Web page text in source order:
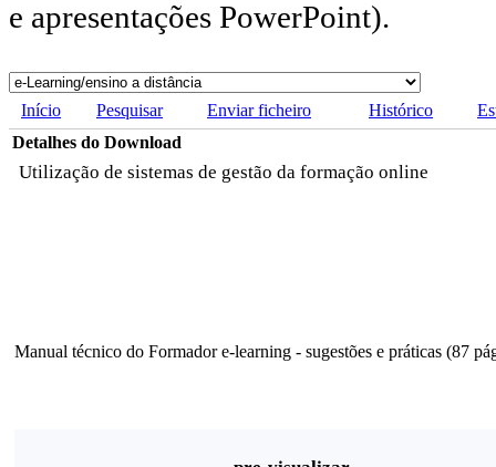
e apresentações PowerPoint).
Início Pesquisar Enviar ficheiro Histórico
Detalhes do Download
Utilização de sistemas de gestão da formação online
Manual técnico do Formador e-learning - sugestões e práticas (87